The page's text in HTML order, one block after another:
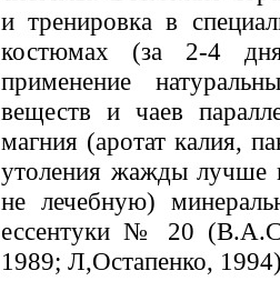
и тренировка в
костюмах (за 2-4
применение
веществ и чаев
магния (аротат калия,
утоления жажды лучше
не лечебную)
ессентуки № 20
1989; Л,Остапенко,